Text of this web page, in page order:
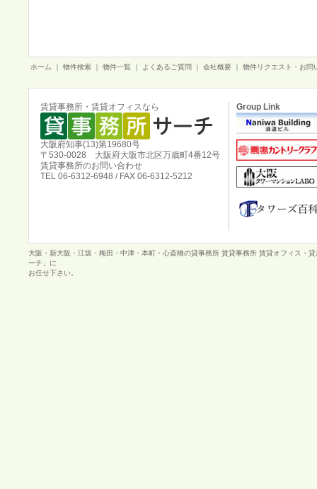
ホーム 物件検索 物件一覧 よくあるご質問 会社概要 物件リクエスト・お問
賃貸事務所・賃貸オフィスなら
大阪府知事(13)第19680号
〒530-0028 大阪府大阪市北区万歳町4番12号
賃貸事務所のお問い合わせ
TEL 06-6312-6948 / FAX 06-6312-5212
Group Link
大阪・新大阪・江坂・梅田・中津・本町・心斎橋の貸事務所 賃貸事務所 賃貸オフィス・
ーチ」に
お任せ下さい。